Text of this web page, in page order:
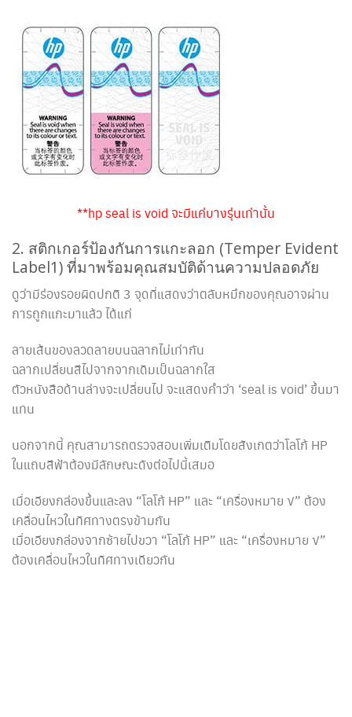
**hp seal is void จะมีแค่บางรุ่นเท่านั้น
2. สติกเกอร์ป้องกันการแกะลอก (Temper Evident
Label1) ที่มาพร้อมคุณสมบัติด้านความปลอดภัย
ดูว่ามีร่องรอยผิดปกติ 3 จุดที่แสดงว่าตลับหมึกของคุณอาจผ่าน
การถูกแกะมาแล้ว ได้แก่
ลายเส้นของลวดลายบนฉลากไม่เท่ากัน
ฉลากเปลี่ยนสีไปจากจากเดิมเป็นฉลากใส
ตัวหนังสือด้านล่างจะเปลี่ยนไป จะแสดงคำว่า ‘seal is void’ ขึ้นมา
แทน
นอกจากนี้ คุณสามารถตรวจสอบเพิ่มเติมโดยสังเกตว่าโลโก้ HP
ในแถบสีฟ้าต้องมีลักษณะดังต่อไปนี้เสมอ
เมื่อเอียงกล่องขึ้นและลง “โลโก้ HP” และ “เครื่องหมาย √” ต้อง
เคลื่อนไหวในทิศทางตรงข้ามกัน
เมื่อเอียงกล่องจากซ้ายไปขวา “โลโก้ HP” และ “เครื่องหมาย √”
ต้องเคลื่อนไหวในทิศทางเดียวกัน